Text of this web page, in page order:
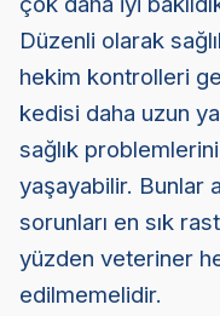
Düzenli olarak
hekim kontrolleri
kedisi daha uzun
sağlık
yaşayabilir. Bunlar
sorunları en sık
yüzden veteriner
edilmemelidir.